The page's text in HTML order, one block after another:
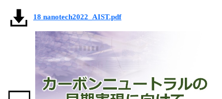
18 nanotech2022_AIST.pdf